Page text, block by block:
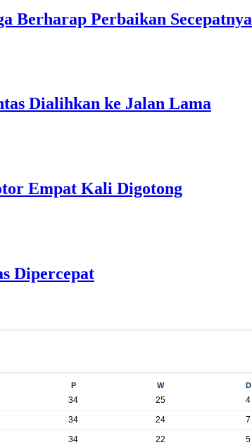
Berharap Perbaikan Secepatnya
Dialihkan ke Jalan Lama
Empat Kali Digotong
Dipercepat
P W D
34 25 4
34 24 7
34 22 5